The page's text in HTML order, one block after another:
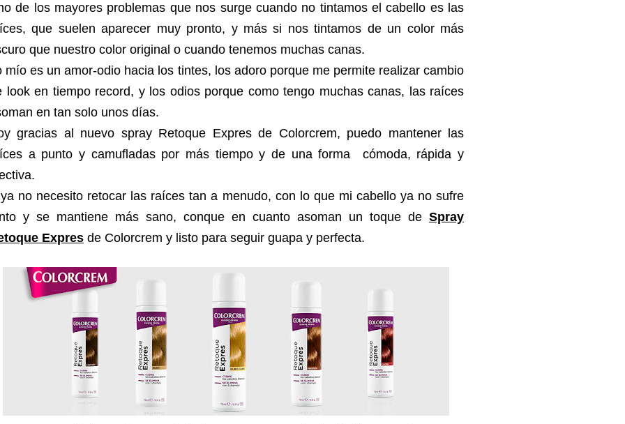
de los mayores problemas que nos surge cuando no tintamos el cabello es las
que suelen aparecer muy pronto, y más si nos tintamos de un color más
que nuestro color original o cuando tenemos muchas canas.
mío es un amor-odio hacia los tintes, los adoro porque me permite realizar cambio
look en tiempo record, y los odios porque como tengo muchas canas, las raíces
en tan solo unos días.
gracias al nuevo spray Retoque Expres de Colorcrem, puedo mantener las
a punto y camufladas por más tiempo y de una forma cómoda, rápida y
no necesito retocar las raíces tan a menudo, con lo que mi cabello ya no sufre
y se mantiene más sano, conque en cuanto asoman un toque de Spray
Expres de Colorcrem y listo para seguir guapa y perfecta.